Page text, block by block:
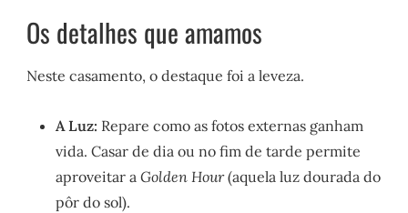
Os detalhes que amamos
Neste casamento, o destaque foi a leveza.
A Luz: Repare como as fotos externas ganham
vida. Casar de dia ou no fim de tarde permite
aproveitar aGolden Hour(aquela luz dourada do
pôr do sol).